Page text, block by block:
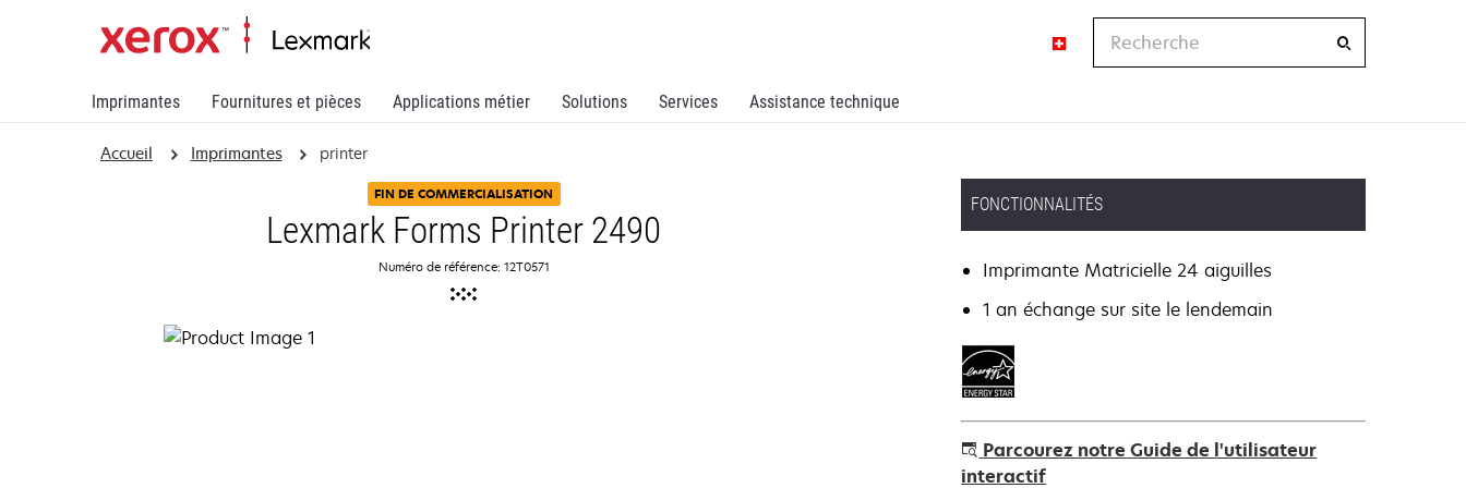
Imprimantes Fournitures et pièces Applications métier Solutions Services Assistance technique
Recherche
Accueil Imprimantes printer
FIN DE COMMERCIALISATION
Lexmark Forms Printer 2490
Numéro de référence: 12T0571
FONCTIONNALITÉS
Imprimante Matricielle 24 aiguilles
1 an échange sur site le lendemain
Parcourez notre Guide de l'utilisateur
interactif